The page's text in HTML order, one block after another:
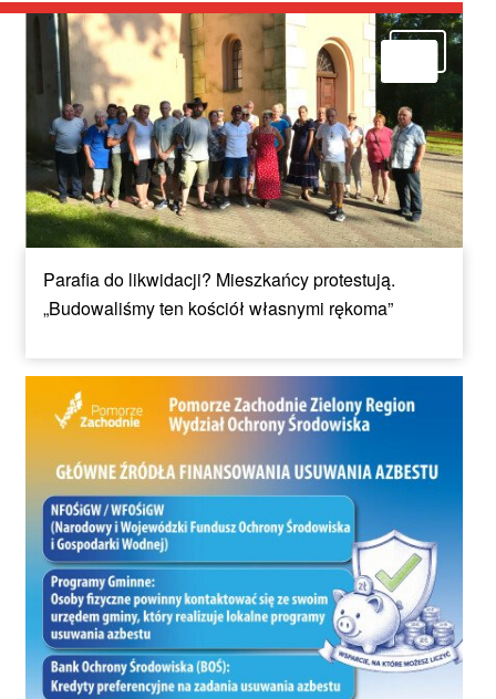
Parafia do likwidacji? Mieszkańcy protestują.
„Budowaliśmy ten kościół własnymi rękoma”